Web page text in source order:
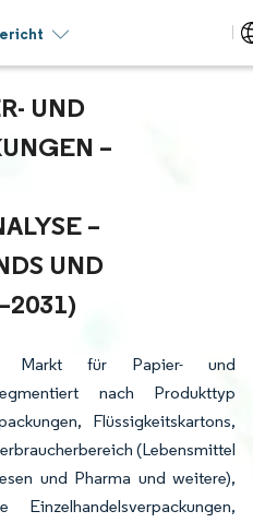
UND
–
– W
UND P
Markt für Papier- und
nach Produkttyp
Flüssigkeitskartons,
(Lebensmittel
und Pharma und weitere),
Einzelhandelsverpackungen,